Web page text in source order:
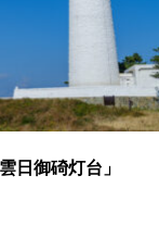
日御碕灯台」